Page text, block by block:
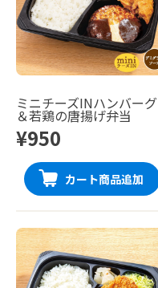
ミニチーズINハンバーグ
＆若鶏の唐揚げ弁当
¥950
カート商品追加